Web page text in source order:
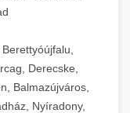
Derecske,
Balmazújváros,
Nyíradony,